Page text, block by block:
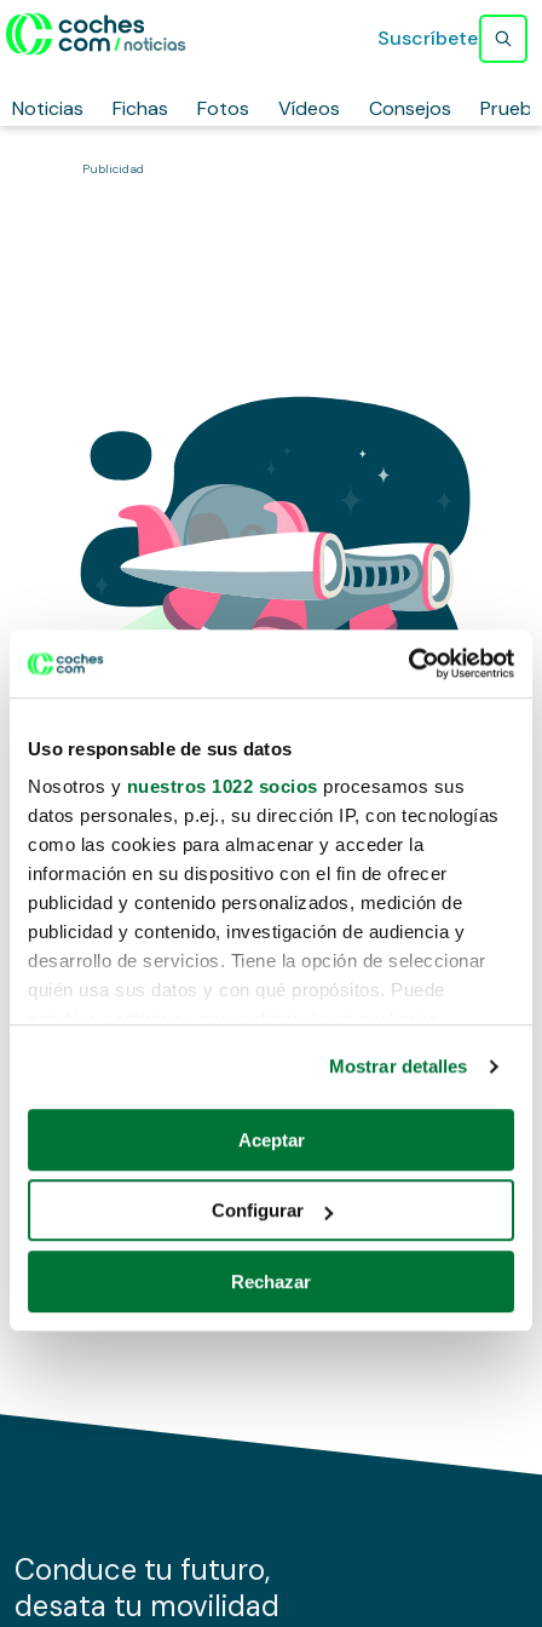
Uso responsable de sus datos
Nosotros y nuestros 1022 socios procesamos sus
datos personales, p.ej., su dirección IP, con tecnologías
como las cookies para almacenar y acceder la
información en su dispositivo con el fin de ofrecer
publicidad y contenido personalizados, medición de
publicidad y contenido, investigación de audiencia y
desarrollo de servicios. Tiene la opción de seleccionar
quién usa sus datos y con qué propósitos. Puede
Si lo permite, también quisiéramos:
Recopilar información sobre su ubicación geográfica
Identificar su dispositivo analizándolo activamente
para buscar características específicas (huellas
Obtenga más información sobre cómo se procesan sus
de cookies.
información sobre el uso que haga del sitio web con
nuestros partners de redes sociales, publicidad y análisis
Mostrar detalles
Aceptar
Configurar
Rechazar
Noticias Fichas Fotos Vídeos Consejos
Suscríbete
Publicidad
Lo sentimos, no sabemos como
te hemos traido hasta aquí.
Pero puedes encontrar el coche que estás
buscando en alguno de estos enlaces:
Coches de segunda mano
Coches de km0
Conduce tu futuro,
desata tu movilidad